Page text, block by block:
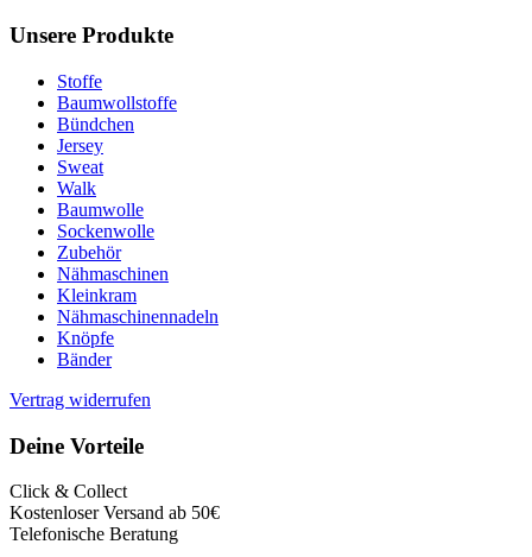
Unsere Produkte
Stoffe
Baumwollstoffe
Bündchen
Jersey
Sweat
Walk
Baumwolle
Sockenwolle
Zubehör
Nähmaschinen
Kleinkram
Nähmaschinennadeln
Knöpfe
Bänder
Vertrag widerrufen
Deine Vorteile
Click & Collect
Kostenloser Versand ab 50€
Telefonische Beratung